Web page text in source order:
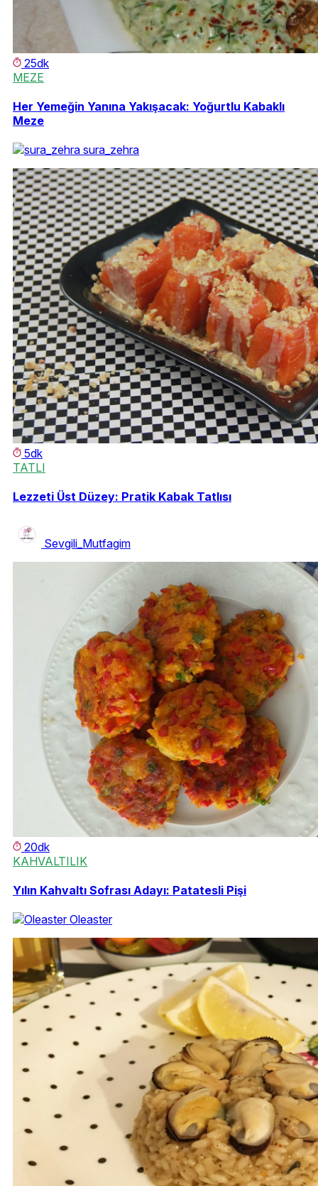
25dk
MEZE
Her Yemeğin Yanına Yakışacak: Yoğurtlu Kabaklı
Meze
sura_zehra
5dk
TATLI
Lezzeti Üst Düzey: Pratik Kabak Tatlısı
Sevgili_Mutfagim
20dk
KAHVALTILIK
Yılın Kahvaltı Sofrası Adayı: Patatesli Pişi
Oleaster